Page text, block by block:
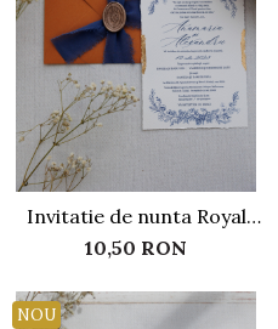
Invitatie de nunta Royal
terracota
10,50 RON
NOU